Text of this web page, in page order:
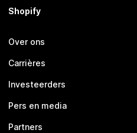
Shopify
Over ons
Carrières
Investeerders
Pers en media
Partners